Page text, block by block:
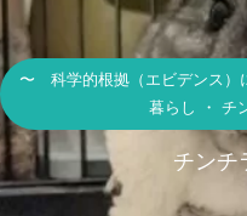
〜 科学的根拠（エビデンス）
暮らし ・ チ
チンチ